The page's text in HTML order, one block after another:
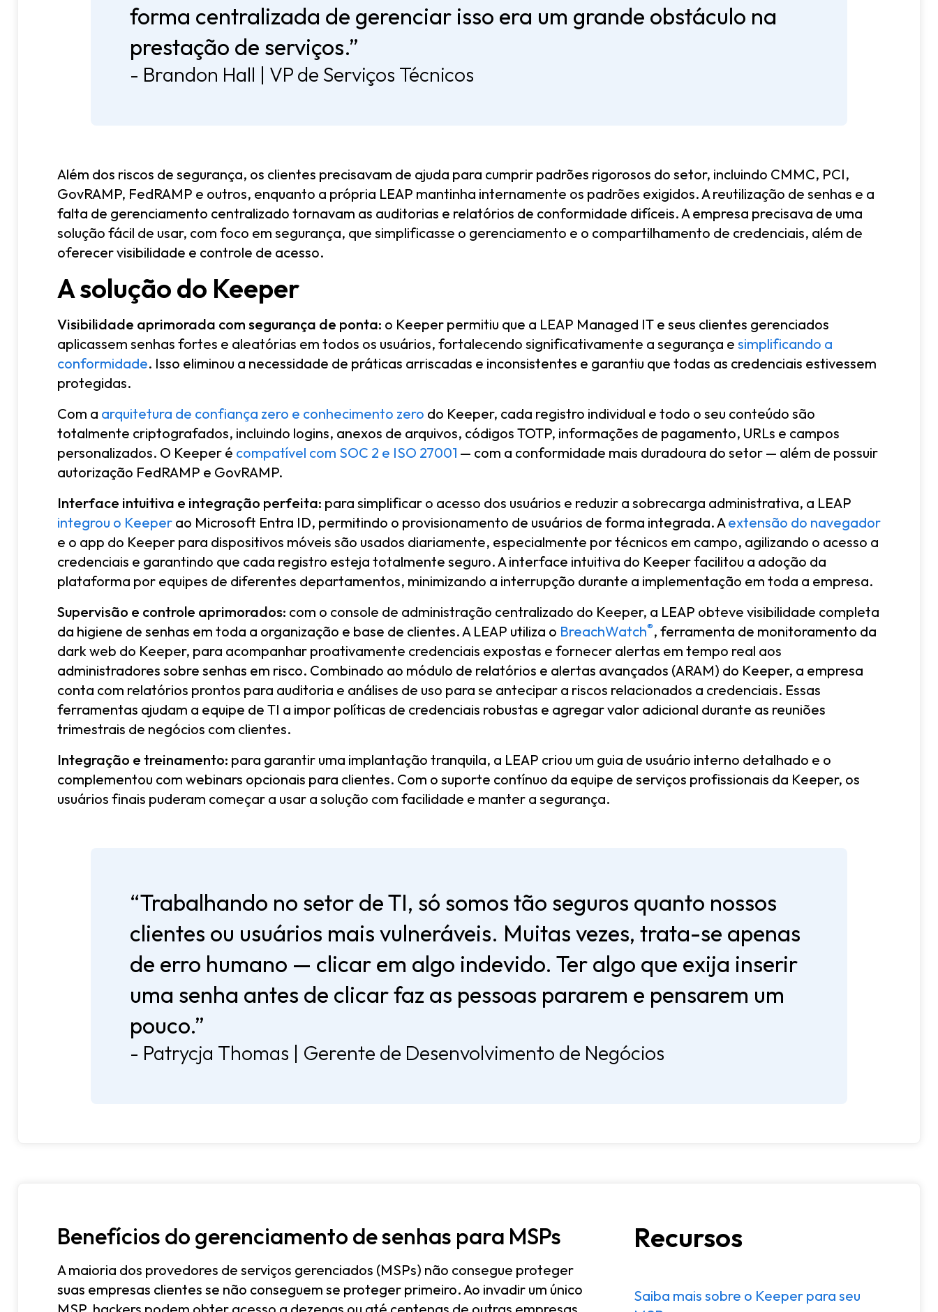
forma centralizada de gerenciar isso era um grande obstáculo na
prestação de serviços.”
- Brandon Hall | VP de Serviços Técnicos
Além dos riscos de segurança, os clientes precisavam de ajuda para cumprir padrões rigorosos do setor, incluindo CMMC, PCI,
GovRAMP, FedRAMP e outros, enquanto a própria LEAP mantinha internamente os padrões exigidos. A reutilização de senhas e a
falta de gerenciamento centralizado tornavam as auditorias e relatórios de conformidade difíceis. A empresa precisava de uma
solução fácil de usar, com foco em segurança, que simplificasse o gerenciamento e o compartilhamento de credenciais, além de
oferecer visibilidade e controle de acesso.
A solução do Keeper
Visibilidade aprimorada com segurança de ponta: o Keeper permitiu que a LEAP Managed IT e seus clientes gerenciados
aplicassem senhas fortes e aleatórias em todos os usuários, fortalecendo significativamente a segurança e simplificando a
conformidade. Isso eliminou a necessidade de práticas arriscadas e inconsistentes e garantiu que todas as credenciais estivessem
protegidas.
Com a arquitetura de confiança zero e conhecimento zero do Keeper, cada registro individual e todo o seu conteúdo são
totalmente criptografados, incluindo logins, anexos de arquivos, códigos TOTP, informações de pagamento, URLs e campos
personalizados. O Keeper é compatível com SOC 2 e ISO 27001 — com a conformidade mais duradoura do setor — além de possuir
autorização FedRAMP e GovRAMP.
Interface intuitiva e integração perfeita: para simplificar o acesso dos usuários e reduzir a sobrecarga administrativa, a LEAP
integrou o Keeper ao Microsoft Entra ID, permitindo o provisionamento de usuários de forma integrada. Aextensão do navegador
e o app do Keeper para dispositivos móveis são usados diariamente, especialmente por técnicos em campo, agilizando o acesso a
credenciais e garantindo que cada registro esteja totalmente seguro. A interface intuitiva do Keeper facilitou a adoção da
plataforma por equipes de diferentes departamentos, minimizando a interrupção durante a implementação em toda a empresa.
Supervisão e controle aprimorados: com o console de administração centralizado do Keeper, a LEAP obteve visibilidade completa
da higiene de senhas em toda a organização e base de clientes. A LEAP utiliza o BreachWatch®, ferramenta de monitoramento da
dark web do Keeper, para acompanhar proativamente credenciais expostas e fornecer alertas em tempo real aos
administradores sobre senhas em risco. Combinado ao módulo de relatórios e alertas avançados (ARAM) do Keeper, a empresa
conta com relatórios prontos para auditoria e análises de uso para se antecipar a riscos relacionados a credenciais. Essas
ferramentas ajudam a equipe de TI a impor políticas de credenciais robustas e agregar valor adicional durante as reuniões
trimestrais de negócios com clientes.
Integração e treinamento: para garantir uma implantação tranquila, a LEAP criou um guia de usuário interno detalhado e o
complementou com webinars opcionais para clientes. Com o suporte contínuo da equipe de serviços profissionais da Keeper, os
usuários finais puderam começar a usar a solução com facilidade e manter a segurança.
“Trabalhando no setor de TI, só somos tão seguros quanto nossos
clientes ou usuários mais vulneráveis. Muitas vezes, trata-se apenas
de erro humano — clicar em algo indevido. Ter algo que exija inserir
uma senha antes de clicar faz as pessoas pararem e pensarem um
pouco.”
- Patrycja Thomas | Gerente de Desenvolvimento de Negócios
Benefícios do gerenciamento de senhas para MSPs
A maioria dos provedores de serviços gerenciados (MSPs) não consegue proteger
suas empresas clientes se não conseguem se proteger primeiro. Ao invadir um único
Recursos
Saiba mais sobre o Keeper para seu